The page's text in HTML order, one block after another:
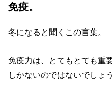
免疫。
冬になると聞くこの言葉。
免疫力は、とてもとても重
しかないのではないでしょ